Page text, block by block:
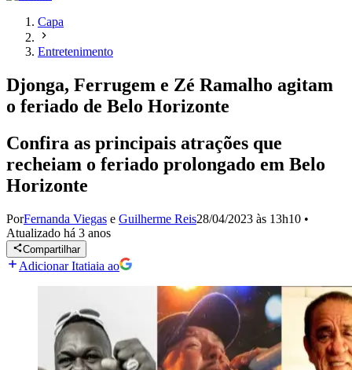
Capa
Entretenimento
Djonga, Ferrugem e Zé Ramalho agitam
o feriado de Belo Horizonte
Confira as principais atrações que
recheiam o feriado prolongado em Belo
Horizonte
PorFernanda Viegas e Guilherme Reis28/04/2023 às 13h10 •
Atualizado há 3 anos
Compartilhar
Adicionar Itatiaia ao